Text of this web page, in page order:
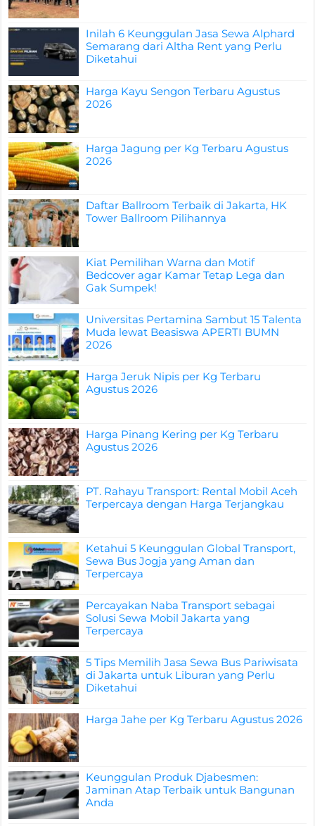
Inilah 6 Keunggulan Jasa Sewa Alphard
Semarang dari Altha Rent yang Perlu
Diketahui
Harga Kayu Sengon Terbaru Agustus
2026
Harga Jagung per Kg Terbaru Agustus
2026
Daftar Ballroom Terbaik di Jakarta, HK
Tower Ballroom Pilihannya
Kiat Pemilihan Warna dan Motif
Bedcover agar Kamar Tetap Lega dan
Gak Sumpek!
Universitas Pertamina Sambut 15 Talenta
Muda lewat Beasiswa APERTI BUMN
2026
Harga Jeruk Nipis per Kg Terbaru
Agustus 2026
Harga Pinang Kering per Kg Terbaru
Agustus 2026
PT. Rahayu Transport: Rental Mobil Aceh
Terpercaya dengan Harga Terjangkau
Ketahui 5 Keunggulan Global Transport,
Sewa Bus Jogja yang Aman dan
Terpercaya
Percayakan Naba Transport sebagai
Solusi Sewa Mobil Jakarta yang
Terpercaya
5 Tips Memilih Jasa Sewa Bus Pariwisata
di Jakarta untuk Liburan yang Perlu
Diketahui
Harga Jahe per Kg Terbaru Agustus 2026
Keunggulan Produk Djabesmen:
Jaminan Atap Terbaik untuk Bangunan
Anda